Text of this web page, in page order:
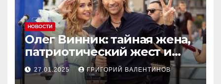
НОВОСТИ
Олег Винник: тайная жена,
патриотический жест и
новый концерт в Чехии
27.01.2025 ГРИГОРИЙ ВАЛЕНТИНОВ